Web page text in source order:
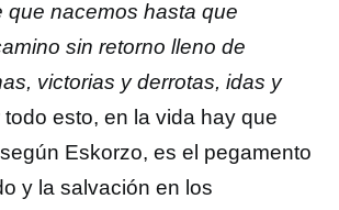
que nacemos hasta que
sin retorno lleno de
victorias y derrotas, idas y
todo esto, en la vida hay que
Eskorzo, es el pegamento
y la salvación en los